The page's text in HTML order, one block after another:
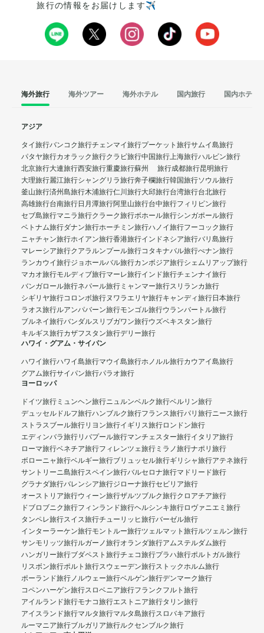
旅行の情報をお届けします✈️
海外旅行 海外ツアー 海外ホテル 国内旅行 国内ホテル
アジア
タイ旅行バンコク旅行チェンマイ旅行プーケット旅行サムイ島旅行
パタヤ旅行カオラック旅行クラビ旅行中国旅行上海旅行ハルビン旅行
北京旅行大連旅行西安旅行重慶旅行蘇州 旅行成都旅行昆明旅行
大理旅行麗江旅行シャングリラ旅行奔子欄旅行韓国旅行ソウル旅行
釜山旅行済州島旅行木浦旅行仁川旅行大邱旅行台湾旅行台北旅行
高雄旅行台南旅行日月潭旅行阿里山旅行台中旅行フィリピン旅行
セブ島旅行マニラ旅行クラーク旅行ボホール旅行シンガポール旅行
ベトナム旅行ダナン旅行ホーチミン旅行ハノイ旅行フーコック旅行
ニャチャン旅行ホイアン旅行香港旅行インドネシア旅行バリ島旅行
マレーシア旅行クアラルンプール旅行コタキナバル旅行ぺナン旅行
ランカウイ旅行ジョホールバル旅行カンボジア旅行シェムリアップ旅行
マカオ旅行モルディブ旅行マーレ旅行インド旅行チェンナイ旅行
バンガロール旅行ネパール旅行 ミャンマー旅行スリランカ旅行
シギリヤ旅行コロンボ旅行ヌワラエリヤ旅行キャンディ旅行日本旅行
ラオス旅行ルアンパバーン旅行モンゴル旅行ウランバートル旅行
ブルネイ旅行バンダルスリブガワン旅行ウズベキスタン旅行
キルギス旅行カザフスタン旅行デリー旅行
ハワイ・グアム・サイパン
ハワイ旅行ハワイ島旅行マウイ島旅行ホノルル旅行カウアイ島旅行
グアム旅行サイパン旅行パラオ旅行
ヨーロッパ
ドイツ旅行 ミュンヘン旅行ニュルンベルク旅行ベルリン旅行
デュッセルドルフ旅行ハンブルク旅行フランス旅行パリ旅行ニース旅行
ストラスブール旅行リヨン旅行イギリス旅行ロンドン旅行
エディンバラ旅行リバプール旅行マンチェスター旅行イタリア旅行
ローマ旅行ベネチア旅行フィレンツェ旅行 ミラノ旅行ナポリ旅行
ボローニャ旅行ベルギー旅行ブリュッセル旅行ギリシャ旅行アテネ旅行
サントリーニ島旅行スペイン旅行バルセロナ旅行マドリード旅行
グラナダ旅行バレンシア旅行ジローナ旅行セビリア旅行
オーストリア旅行ウィーン旅行ザルツブルク旅行クロアチア旅行
ドブロブニク旅行フィンランド旅行ヘルシンキ旅行ロヴァニエミ旅行
タンペレ旅行スイス旅行チューリッヒ旅行バーゼル旅行
インターラーケン旅行モントルー旅行ツェルマット旅行ルツェルン旅行
サンモリッツ旅行ルガーノ旅行オランダ旅行アムステルダム旅行
ハンガリー旅行ブダペスト旅行チェコ旅行プラハ旅行ポルトガル旅行
リスボン旅行ポルト旅行スウェーデン旅行ストックホルム旅行
ポーランド旅行ノルウェー旅行ベルゲン旅行デンマーク旅行
コペンハーゲン旅行スロベニア旅行フランクフルト旅行
アイルランド旅行モナコ旅行エストニア旅行タリン旅行
アイスランド旅行マルタ旅行マルタ島旅行スロバキア旅行
ルーマニア旅行ブルガリア旅行ルクセンブルク旅行